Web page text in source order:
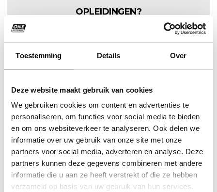
Toestemming Details Over
Deze website maakt gebruik van cookies
We gebruiken cookies om content en advertenties te
personaliseren, om functies voor social media te bieden
en om ons websiteverkeer te analyseren. Ook delen we
informatie over uw gebruik van onze site met onze
partners voor social media, adverteren en analyse. Deze
partners kunnen deze gegevens combineren met andere
informatie die u aan ze heeft verstrekt of die ze hebben
verzameld op basis van uw gebruik van hun services.
OPLEIDINGEN?
DUUR, INHOUD EN CODE 95
UREN
Uren Code 95:
7 uur (theorie)
Type training: theorie met praktijkgerichte
onderdelen/oefeningen